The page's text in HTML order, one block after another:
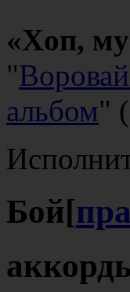
«Xoп,
"
альбом"
Бой[